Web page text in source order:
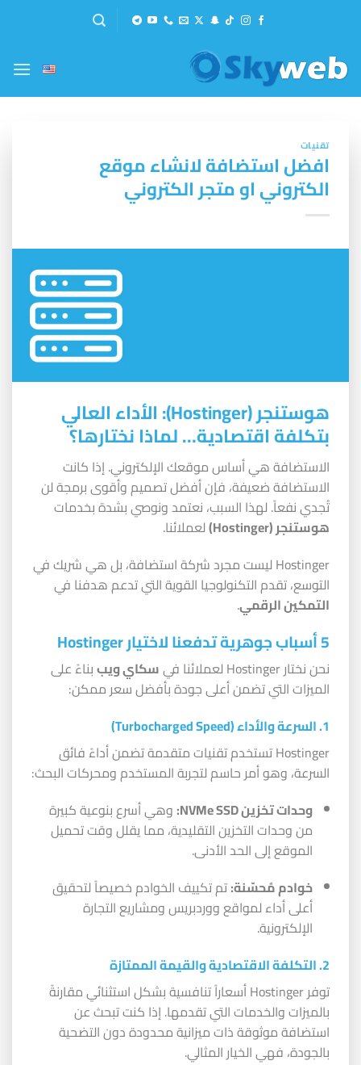
تقنيات
افضل استضافة لانشاء موقع
الكتروني او متجر الكتروني
هوستنجر (Hostinger): الأداء العالي
بتكلفة اقتصادية… لماذا نختارها؟
الاستضافة هي أساس موقعك الإلكتروني. إذا كانت
الاستضافة ضعيفة، فإن أفضل تصميم وأقوى برمجة لن
تُجدي نفعاً. لهذا السبب، نعتمد ونوصي بشدة بخدمات
هوستنجر (Hostinger)
لعملائنا.
Hostinger ليست مجرد شركة استضافة، بل هي شريك في
التوسع، تقدم التكنولوجيا القوية التي تدعم هدفنا في
التمكين الرقمي.
5 أسباب جوهرية تدفعنا لاختيار Hostinger
نحن نختار Hostinger لعملائنا في سكاي ويببناءً على
الميزات التي تضمن أعلى جودة بأفضل سعر ممكن:
1. السرعة والأداء (Turbocharged Speed)
Hostinger تستخدم تقنيات متقدمة تضمن أداءً فائق
السرعة، وهو أمر حاسم لتجربة المستخدم ومحركات البحث:
وحدات تخزين NVMe SSD:
وهي أسرع بنوعية كبيرة
من وحدات التخزين التقليدية، مما يقلل وقت تحميل
الموقع إلى الحد الأدنى.
خوادم مُحسّنة:تم تكييف الخوادم خصيصاً لتحقيق
أعلى أداء لمواقع ووردبريس ومشاريع التجارة
الإلكترونية.
2. التكلفة الاقتصادية والقيمة الممتازة
توفر Hostinger أسعاراً تنافسية بشكل استثنائي مقارنةً
بالميزات والخدمات التي تقدمها. إذا كنت تبحث عن
استضافة موثوقة ذات ميزانية محدودة دون التضحية
بالجودة، فهي الخيار المثالي.